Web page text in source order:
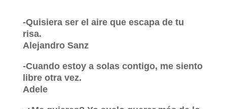
-Quisiera ser el aire que escapa de tu
risa.
Alejandro Sanz
-Cuando estoy a solas contigo, me siento
libre otra vez.
Adele